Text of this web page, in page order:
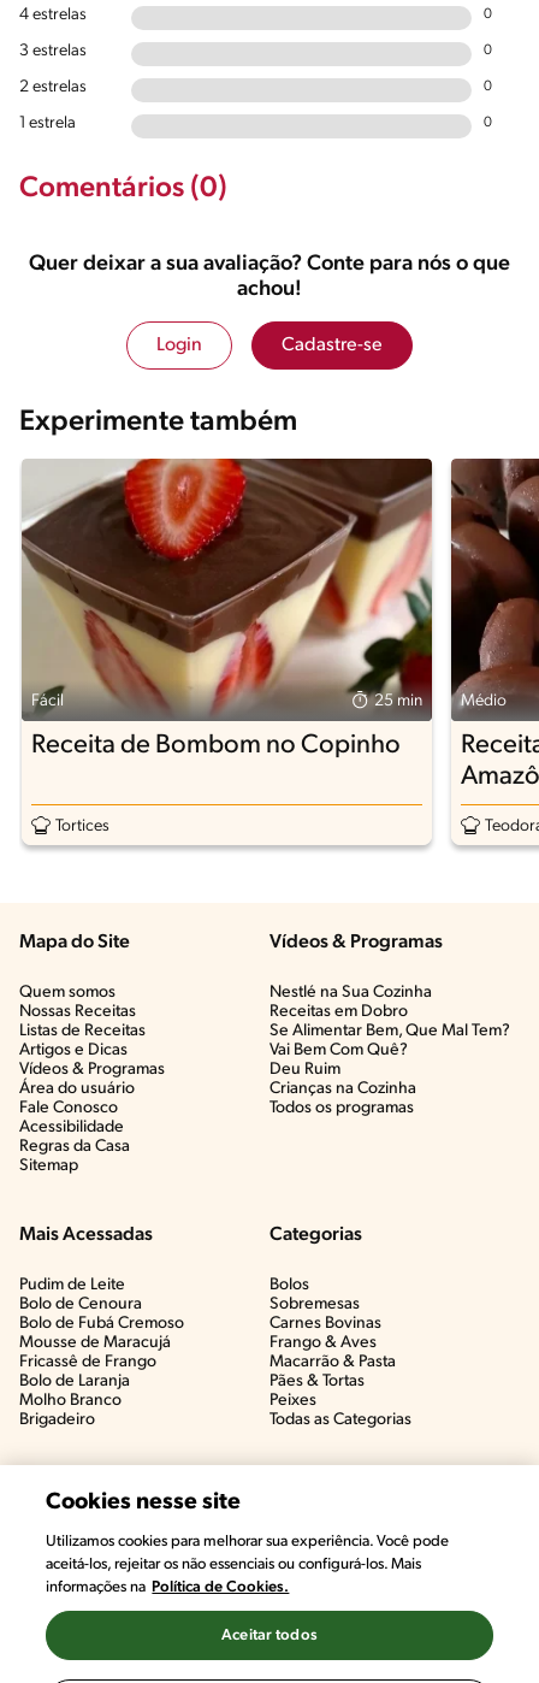
4 estrelas 0
3 estrelas 0
2 estrelas 0
1 estrela 0
Comentários (0)
Quer deixar a sua avaliação? Conte para nós o que
achou!
Login Cadastre-se
Experimente também
Fácil 25 min
Receita de Bombom no Copinho
Tortices
Médio
Mapa do Site
Quem somos
Nossas Receitas
Listas de Receitas​
Artigos e Dicas​
Vídeos & Programas​
Área do usuário
Fale Conosco
Acessibilidade
Regras da Casa
Sitemap
Vídeos & Programas​
Nestlé na Sua Cozinha
Receitas em Dobro
Se Alimentar Bem, Que Mal Tem?​
Vai Bem Com Quê?​
Deu Ruim​
Crianças na Cozinha​
Todos os programas
Mais Acessadas
Pudim de Leite
Bolo de Cenoura
Bolo de Fubá Cremoso
Mousse de Maracujá
Fricassê de Frango
Bolo de Laranja
Molho Branco
Brigadeiro
Categorias
Bolos
Sobremesas
Carnes Bovinas​
Frango & Aves​
Macarrão & Pasta​
Pães & Tortas​
Peixes
Todas as Categorias
Cookies nesse site
Utilizamos cookies para melhorar sua experiência. Você pode
aceitá-los, rejeitar os não essenciais ou configurá-los. Mais
informações na Política de Cookies.
Aceitar todos